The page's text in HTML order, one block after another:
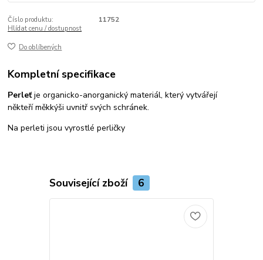
Číslo produktu:
11752
Hlídat cenu / dostupnost
Do oblíbených
Kompletní specifikace
Perleťje organicko-anorganický materiál, který vytvářejí
někteří měkkýši uvnitř svých schránek.
Na perleti jsou vyrostlé perličky
Související zboží 6